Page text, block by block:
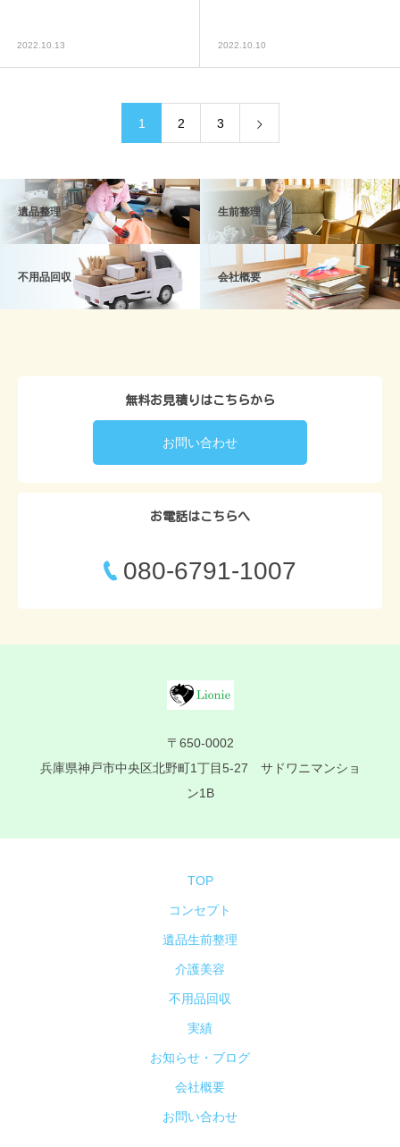
2022.10.13 2022.10.10
1 2 3
遺品整理 生前整理
不用品回収 会社概要
無料お見積りはこちらから
お問い合わせ
お電話はこちらへ
080-6791-1007
〒650-0002
兵庫県神戸市中央区北野町1丁目5-27 サドワニマンショ
ン1B
TOP
コンセプト
遺品生前整理
介護美容
不用品回収
実績
お知らせ・ブログ
会社概要
お問い合わせ